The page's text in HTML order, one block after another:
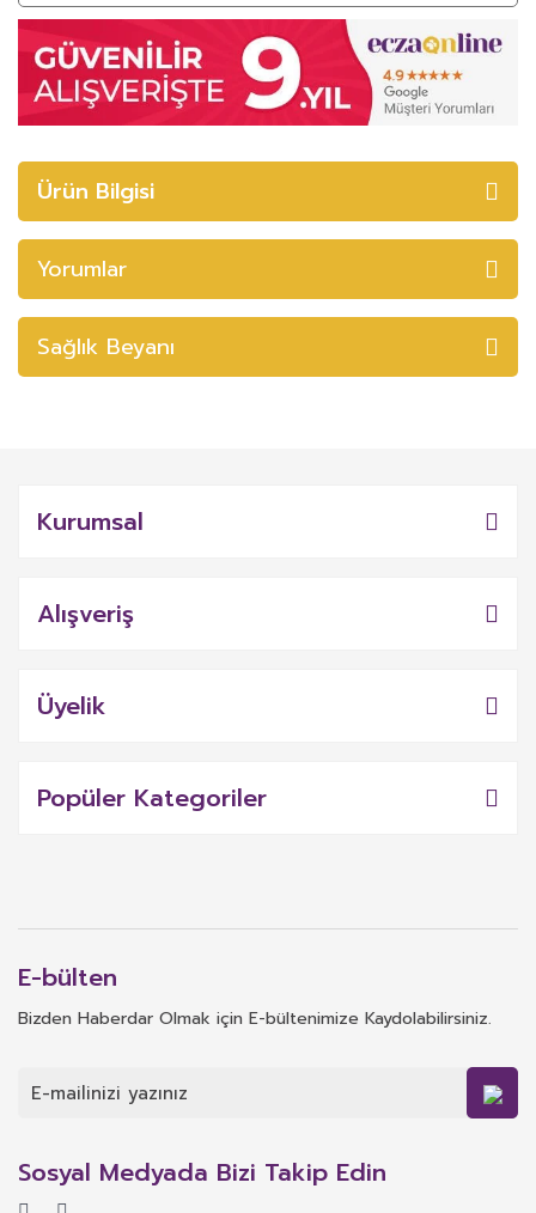
Ürün Bilgisi
Yorumlar
Sağlık Beyanı
Kurumsal
Alışveriş
Üyelik
Popüler Kategoriler
E-bülten
Bizden Haberdar Olmak için E-bültenimize Kaydolabilirsiniz.
Sosyal Medyada Bizi Takip Edin